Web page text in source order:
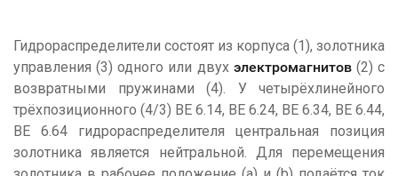
Гидрораспределители состоят из корпуса (1), золотника
управления (3) одного или двух электромагнитов(2) с
возвратными пружинами (4). У четырёхлинейного
трёхпозиционного (4/3) ВЕ 6.14, ВЕ 6.24, ВЕ 6.34, ВЕ 6.44,
ВЕ 6.64 гидрораспределителя центральная позиция
золотника является нейтральной. Для перемещения